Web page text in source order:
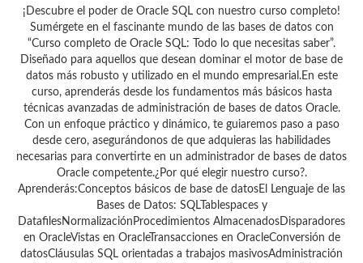
¡Descubre el poder de Oracle SQL con nuestro curso completo!
Sumérgete en el fascinante mundo de las bases de datos con
“Curso completo de Oracle SQL: Todo lo que necesitas saber”.
Diseñado para aquellos que desean dominar el motor de base de
datos más robusto y utilizado en el mundo empresarial.En este
curso, aprenderás desde los fundamentos más básicos hasta
técnicas avanzadas de administración de bases de datos Oracle.
Con un enfoque práctico y dinámico, te guiaremos paso a paso
desde cero, asegurándonos de que adquieras las habilidades
necesarias para convertirte en un administrador de bases de datos
Oracle competente.¿Por qué elegir nuestro curso?.
Aprenderás:Conceptos básicos de base de datosEl Lenguaje de las
Bases de Datos: SQLTablespaces y
DatafilesNormalizaciónProcedimientos AlmacenadosDisparadores
en OracleVistas en OracleTransacciones en OracleConversión de
datosCláusulas SQL orientadas a trabajos masivosAdministración